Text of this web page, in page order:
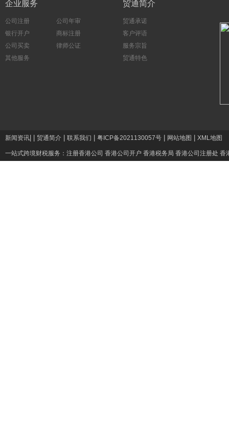
企业服务
公司注册
公司年审
银行开户
商标注册
公司买卖
律师公证
其他服务
贸通简介
贸通承诺
客户评语
服务宗旨
贸通特色
新闻资讯 贸通简介 联系我们 粤ICP备2021130057号 网站地图 XML地图
一站式跨境财税服务： 注册香港公司 香港公司开户 香港税务局 香港公司注册处 香